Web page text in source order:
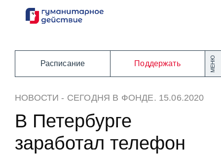
Перейти
МЕНЮ
Расписание Поддержать
НОВОСТИ - СЕГОДНЯ В ФОНДЕ. 15.06.2020
В Петербурге
заработал телефон